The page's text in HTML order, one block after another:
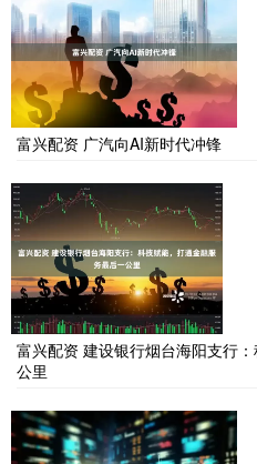
富兴配资 广汽向AI新时代冲锋
富兴配资 建设银行烟台海阳支行
公里